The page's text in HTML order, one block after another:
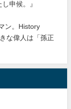
申候。』
ン。History
な偉人は「孫正